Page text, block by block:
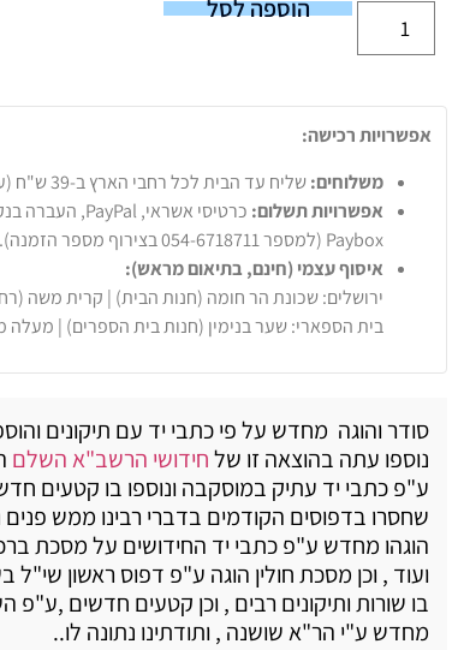
הוספה לסל
אפשרויות רכישה:
משלוחים:שליח עד הבית לכל רחבי הארץ ב-39 ש"ח (עבור חבילות עד 20 ק"ג).
אפשרויות תשלום:
Paybox (למספר 054-6718711 בצירוף מספר הזמנה).
איסוף עצמי (חינם, בתיאום מראש):
ירושלים: שכונת הר חומה (חנות הבית) | קרית משה (רחוב
בית הספארי: שער בנימין (חנות בית הספרים) |
סודר והוגה מחדש על פי כתבי יד עם תיקונים
נוספו עתה בהוצאה זו שלחידושי הרשב"א השלם
ע"פ כתבי יד עתיק במוסקבה ונוספו בו קטעים
שחסרו בדפוסים הקודמים בדברי רבינו ממש פנים
הוגהו מחדש ע"פ כתבי יד החידושים על מסכת
ועוד , וכן מסכת חולין הוגה ע"פ דפוס ראשון שי"ל
בו שורות ותיקונים רבים , וכן קטעים חדשים
מחדש ע"י הר"א שושנה , ותודתינו נתונה לו..